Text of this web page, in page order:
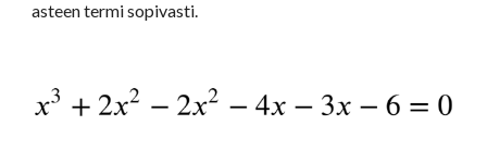
asteen termi sopivasti.